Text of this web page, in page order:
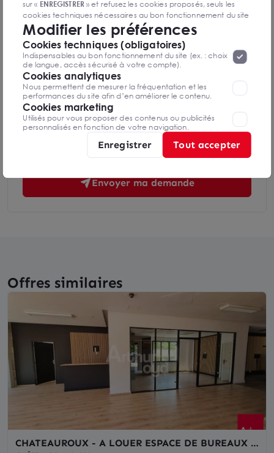
Téléphone
Message
En soumettant ce formulaire, j'accepte que les informations
saisies soient exploitées dans le cadre de ma demande et de la
Envoyer ma demande
Offres similaires
CHATEAUROUX - A LOUER ESPACE DE BUREAUX -
sur « ENREGISTRER» et refusez les cookies proposés, seuls les
cookies techniques nécessaires au bon fonctionnement du site
seront déposés. Pour plus d’informations, vous pouvez consulter
«Protection des données à caractère
personnel ».Lorsque vous naviguez sur notre site internet, il
peut être amenée à déposer des cookies. Vous avez la
possibilité de désactiver les cookies, ces réglages ne seront
valables que sur le navigateur que vous utilisez actuellement
Modifier les préférences
Cookies techniques (obligatoires)
Indispensables au bon fonctionnement du site (ex. : choix
de langue, accès sécurisé à votre compte).
Cookies analytiques
Nous permettent de mesurer la fréquentation et les
performances du site afin d’en améliorer le contenu.
Cookies marketing
Utilisés pour vous proposer des contenus ou publicités
personnalisés en fonction de votre navigation.
Enregistrer Tout accepter